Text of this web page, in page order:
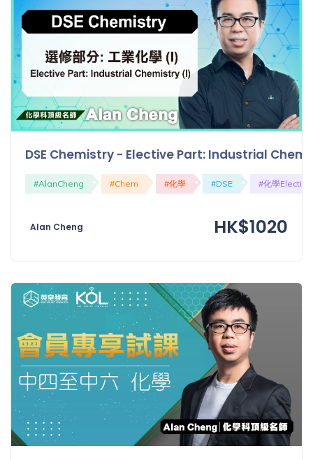
收費
(81)
選
項
時符
合所
有標
密
碼
登出
DSE Chemistry - Elective Part: Industrial
#AlanCheng #Chem #化學 #DSE #化學Elective
Alan Cheng HK$1020